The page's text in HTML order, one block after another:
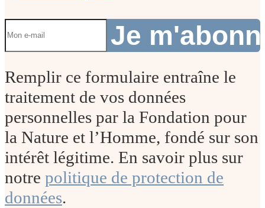
Je
Remplir ce formulaire entraîne le
traitement de vos données
personnelles par la Fondation pour
la Nature et l’Homme, fondé sur son
intérêt légitime. En savoir plus sur
notre politique de protection de
données.